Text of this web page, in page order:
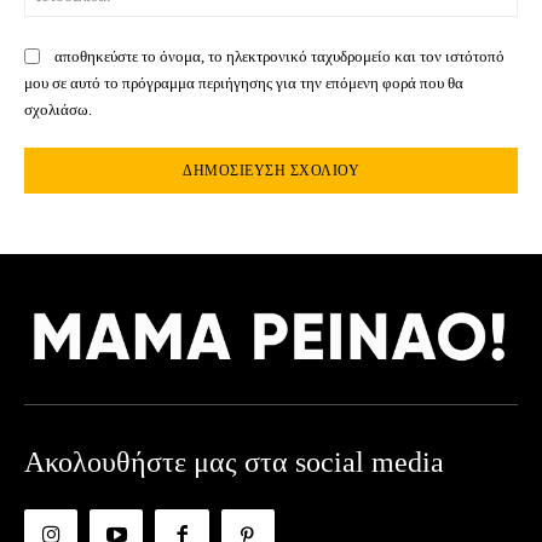
αποθηκεύστε το όνομα, το ηλεκτρονικό ταχυδρομείο και τον ιστότοπό
μου σε αυτό το πρόγραμμα περιήγησης για την επόμενη φορά που θα
σχολιάσω.
Ακολουθήστε μας στα social media